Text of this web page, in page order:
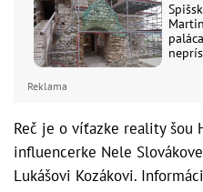
Reklama
Reč je o víťazke reality šou
influencerke Nele
Lukášovi Kozákovi.